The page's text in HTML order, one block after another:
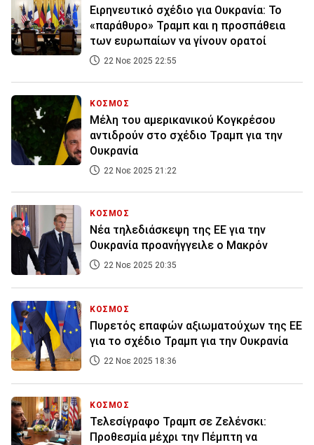
Ειρηνευτικό σχέδιο για Ουκρανία: Το
«παράθυρο» Τραμπ και η προσπάθεια
των ευρωπαίων να γίνουν ορατοί
22 Νοε 2025 22:55
ΚΟΣΜΟΣ
Μέλη του αμερικανικού Κογκρέσου
αντιδρούν στο σχέδιο Τραμπ για την
Ουκρανία
22 Νοε 2025 21:22
ΚΟΣΜΟΣ
Νέα τηλεδιάσκεψη της ΕΕ για την
Ουκρανία προανήγγειλε ο Μακρόν
22 Νοε 2025 20:35
ΚΟΣΜΟΣ
Πυρετός επαφών αξιωματούχων της ΕΕ
για το σχέδιο Τραμπ για την Ουκρανία
22 Νοε 2025 18:36
ΚΟΣΜΟΣ
Τελεσίγραφο Τραμπ σε Ζελένσκι:
Προθεσμία μέχρι την Πέμπτη να